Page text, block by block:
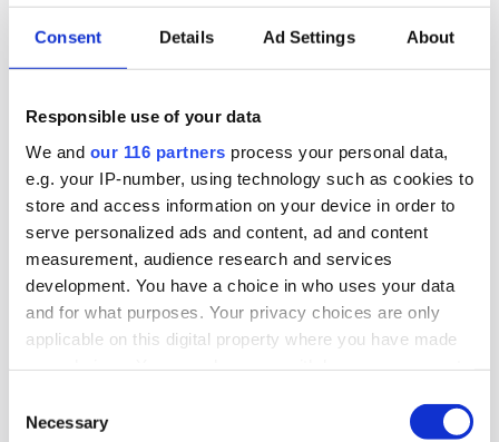
Consent Details Ad Settings About
Responsible use of your data
We and our 116 partners process your personal data,
e.g. your IP-number, using technology such as cookies to
store and access information on your device in order to
serve personalized ads and content, ad and content
measurement, audience research and services
development. You have a choice in who uses your data
and for what purposes. Your privacy choices are only
applicable on this digital property where you have made
the Privacy trigger icon.
Selection
Necessary
Gruvbolag och branschorganisation
halvjublar över skrotat uran-veto
”ett steg framåt och två bakåt” när det gäller
riksdagens beslut att likställa
tillståndsprövningen av brytning av uran med
andra metaller. Gruvföretaget District Metals
lovar att fortsätta att lobba för att uranbrytning
ska ske i Sverige.
Lobbying Opinionsbildning Politik
2026-06-16, 07:24